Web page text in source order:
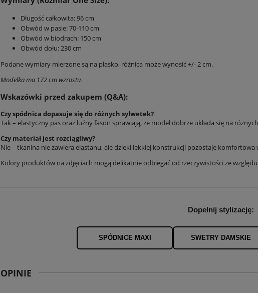
Długość całkowita: 96 cm
Obwód w pasie: 70-110 cm
Obwód w biodrach: 150 cm
Obwód dołu: 230 cm
Podane wymiary mierzone są na płasko, różnica może wynosić +/- 2 cm.
Modelka ma 172 cm wzrostu.
Wskazówki przed zakupem (Q&A):
Czy spódnica dopasuje się do różnych sylwetek?
Tak – elastyczny pas oraz luźny fason sprawiają, że model dobrze układa się na
Czy materiał jest rozciągliwy?
Nie – tkanina nie zawiera elastanu, ale dzięki lekkiej konstrukcji pozostaje komfortowa
Kolory produktów na zdjęciach mogą delikatnie odbiegać od rzeczywistości ze
Dopełnij stylizację:
SPÓDNICE MAXI SWETRY DAMSKIE
OPINIE